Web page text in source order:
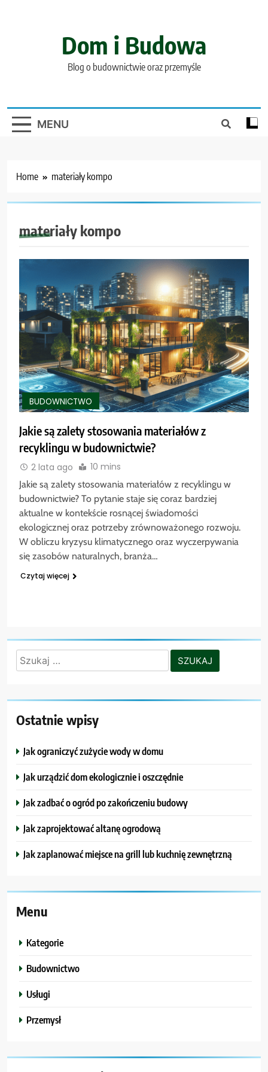
Dom i Budowa
Blog o budownictwie oraz przemyśle
MENU
Home materiały kompo
materiały kompo
BUDOWNICTWO
Jakie są zalety stosowania materiałów z
recyklingu w budownictwie?
2 lata ago 10 mins
Jakie są zalety stosowania materiałów z recyklingu w
budownictwie? To pytanie staje się coraz bardziej
aktualne w kontekście rosnącej świadomości
ekologicznej oraz potrzeby zrównoważonego rozwoju.
W obliczu kryzysu klimatycznego oraz wyczerpywania
się zasobów naturalnych, branża…
Czytaj więcej
Szukaj:
Ostatnie wpisy
Jak ograniczyć zużycie wody w domu
Jak urządzić dom ekologicznie i oszczędnie
Jak zadbać o ogród po zakończeniu budowy
Jak zaprojektować altanę ogrodową
Jak zaplanować miejsce na grill lub kuchnię zewnętrzną
Menu
Kategorie
Budownictwo
Usługi
Przemysł